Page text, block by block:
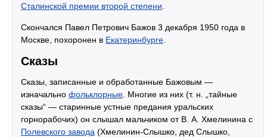
Сталинской премии второй степени
Скончался Павел Петрович Бажов 3 декабря 1950 года в
Москве, похоронен в Екатеринбурге
Сказы
Сказы, записанные и обработанные Бажовым —
изначально фольклорные . Многие из них (т. н. „тайные
сказы“ — старинные устные предания уральских
горнорабочих) он слышал мальчиком от В. А. Хмелинина с
Полевского завода (Хмелинин-Слышко, дед Слышко,